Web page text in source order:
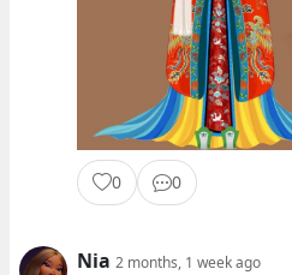
0 0
Nia 2 months, 1 week ago